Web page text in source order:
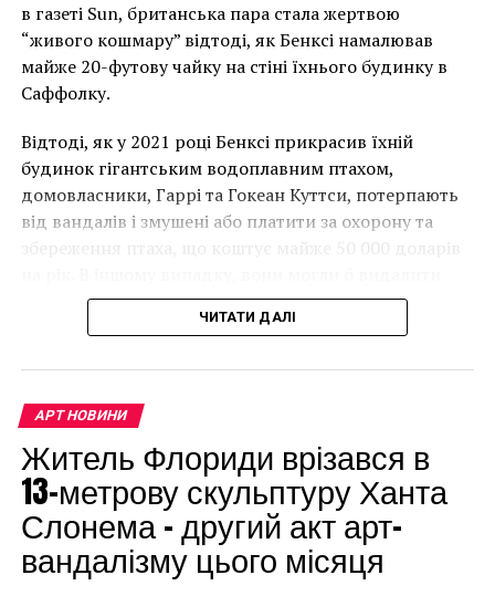
в газеті Sun, британська пара стала жертвою
“живого кошмару” відтоді, як Бенксі намалював
майже 20-футову чайку на стіні їхнього будинку в
Саффолку.
Відтоді, як у 2021 році Бенксі прикрасив їхній
будинок гігантським водоплавним птахом,
домовласники, Гаррі та Гокеан Куттси, потерпають
від вандалів і змушені або платити за охорону та
збереження птаха, що коштує майже 50 000 доларів
мурал, що може коштувати до чверті мільйона
доларів.
ЧИТАТИ ДАЛІ
АРТ НОВИНИ
Житель Флориди врізався в
13-метрову скульптуру Ханта
Слонема – другий акт арт-
вандалізму цього місяця